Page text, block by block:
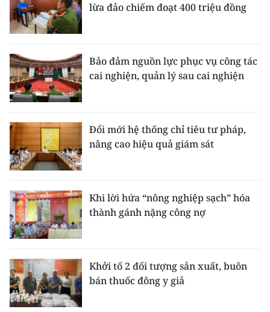
lừa đảo chiếm đoạt 400 triệu đồng
Bảo đảm nguồn lực phục vụ công tác
cai nghiện, quản lý sau cai nghiện
Đổi mới hệ thống chỉ tiêu tư pháp,
nâng cao hiệu quả giám sát
Khi lời hứa “nông nghiệp sạch” hóa
thành gánh nặng công nợ
Khởi tố 2 đối tượng sản xuất, buôn
bán thuốc đông y giả